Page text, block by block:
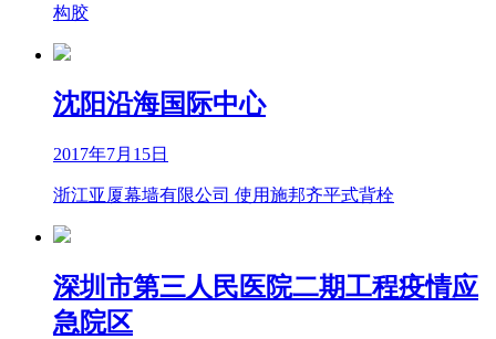
构胶
沈阳沿海国际中心
2017年7月15日
浙江亚厦幕墙有限公司 使用施邦齐平式背栓
深圳市第三人民医院二期工程疫情应
急院区